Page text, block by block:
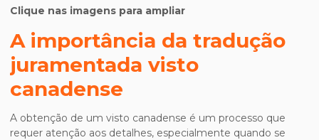
Clique nas imagens para ampliar
A importância da tradução
juramentada visto
canadense
A obtenção de um visto canadense é um processo que
requer atenção aos detalhes, especialmente quando se